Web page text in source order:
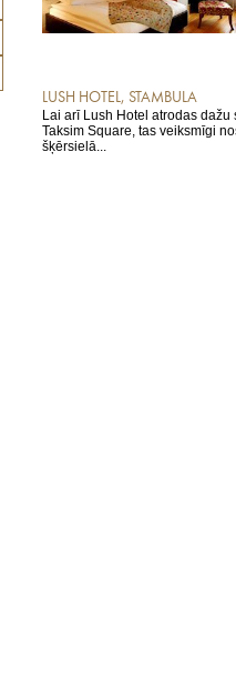
LUSH HOTEL, STAMBULA
Lai arī Lush Hotel atrodas
Taksim Square, tas veiksmīgi
šķērsielā...